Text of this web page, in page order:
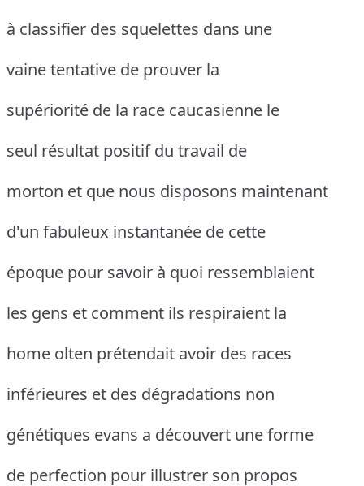
à classifier des squelettes dans une
vaine tentative de prouver la
supériorité de la race caucasienne le
seul résultat positif du travail de
morton et que nous disposons maintenant
d'un fabuleux instantanée de cette
époque pour savoir à quoi ressemblaient
les gens et comment ils respiraient la
home olten prétendait avoir des races
inférieures et des dégradations non
génétiques evans a découvert une forme
de perfection pour illustrer son propos